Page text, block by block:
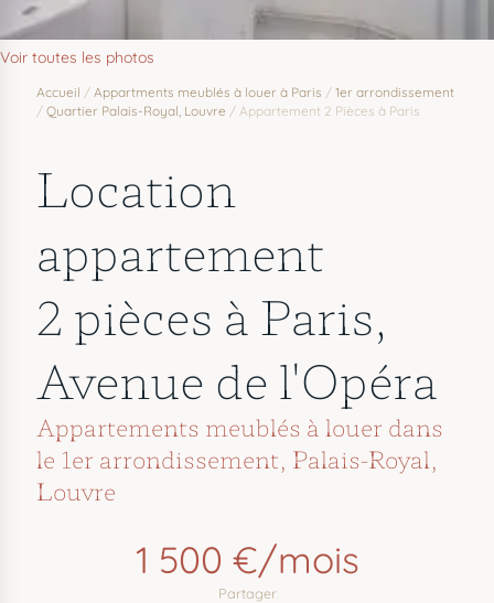
Voir toutes les photos
Accueil / Appartments meublés à louer à Paris / 1er arrondissement
/ Quartier Palais-Royal, Louvre / Appartement 2 Pièces à Paris
Location
appartement
2 pièces à Paris,
Avenue de l'Opéra
Appartements meublés à louer dans
le 1er arrondissement, Palais-Royal,
Louvre
1 500 €/mois
Partager